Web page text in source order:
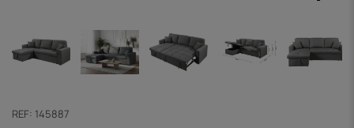
REF: 145887